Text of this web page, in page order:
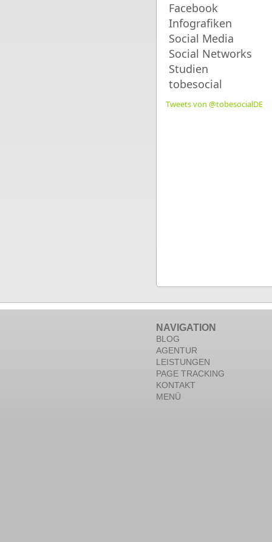
Facebook
Infografiken
Social Media
Social Networks
Studien
tobesocial
Tweets von @tobesocialDE
NAVIGATION
BLOG
AGENTUR
LEISTUNGEN
PAGE TRACKING
KONTAKT
MENÜ